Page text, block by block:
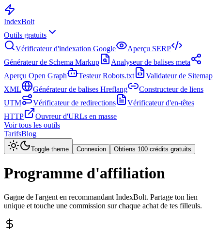
IndexBolt
Outils gratuits
Vérificateur d'indexation Google
Aperçu SERP
Générateur de Schema Markup
Analyseur de balises meta
Aperçu Open Graph
Testeur Robots.txt
Validateur de Sitemap
XML
Générateur de balises Hreflang
Constructeur de liens
UTM
Vérificateur de redirections
Vérificateur d'en-têtes
HTTP
Ouvreur d'URLs en masse
Voir tous les outils
TarifsBlog
Toggle theme Connexion Obtiens 100 crédits gratuits
Programme d'affiliation
Gagne de l'argent en recommandant IndexBolt. Partage ton lien
unique et touche une commission sur chaque achat de tes filleuls.